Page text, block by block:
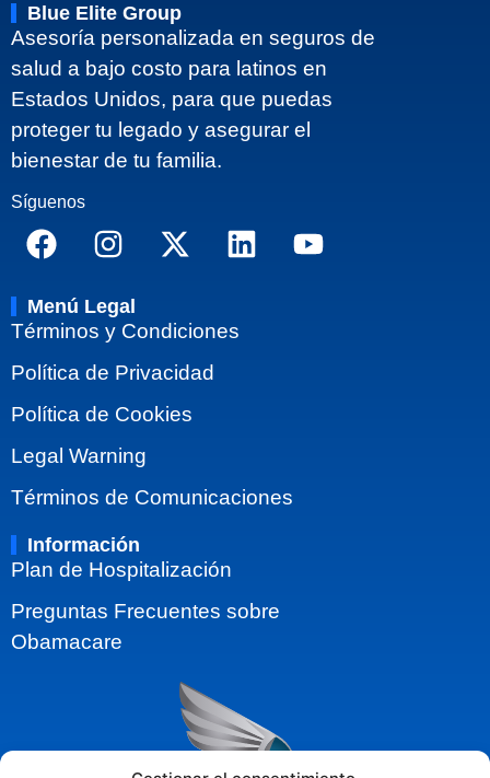
Blue Elite Group
Asesoría personalizada en seguros de
salud a bajo costo para latinos en
Estados Unidos, para que puedas
proteger tu legado y asegurar el
bienestar de tu familia.
Síguenos
Menú Legal
Términos y Condiciones
Política de Privacidad
Política de Cookies
Legal Warning
Términos de Comunicaciones
Información
Plan de Hospitalización
Preguntas Frecuentes sobre
Obamacare